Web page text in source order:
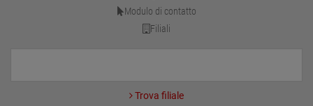
Modulo di contatto
Filiali
Trova filiale